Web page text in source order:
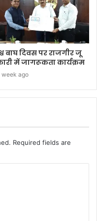
बाघ दिवस पर राजगीर जू
में जागरूकता कार्यक्रम
week ago
Required fields are